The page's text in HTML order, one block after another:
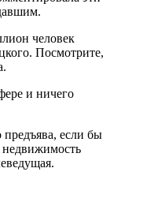
человек
Посмотрите,
и ничего
если бы